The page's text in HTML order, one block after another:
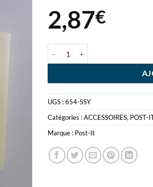
2,87€
UGS :654-SSY
Catégories :ACCESSOIRES, POST-
Marque : Post-It